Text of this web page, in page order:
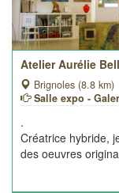
Atelier Aurélie
Brignoles (8.8 km)
Salle expo -
.
Créatrice hybride,
des oeuvres